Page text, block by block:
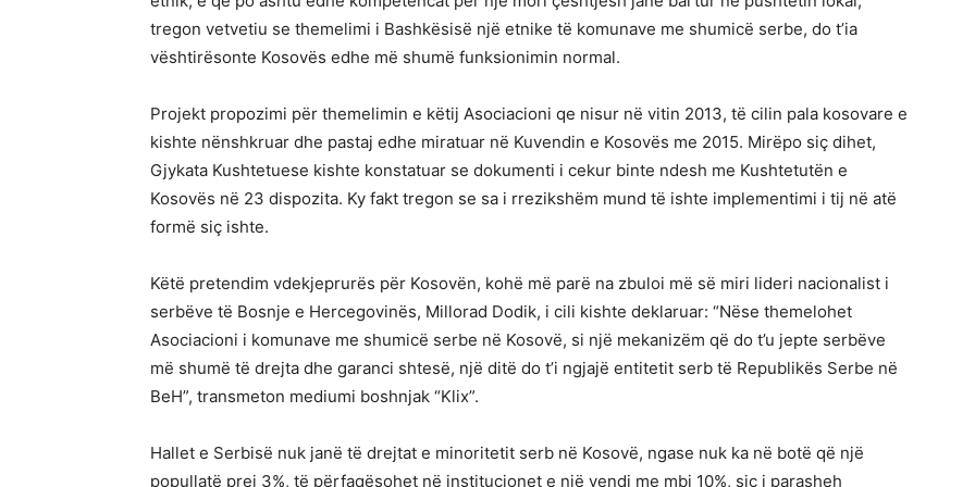
tregon vetvetiu se themelimi i Bashkësisë një etnike të komunave me shumicë serbe, do t’ia
vështirësonte Kosovës edhe më shumë funksionimin normal.
Projekt propozimi për themelimin e këtij Asociacioni qe nisur në vitin 2013, të cilin pala kosovare e
kishte nënshkruar dhe pastaj edhe miratuar në Kuvendin e Kosovës me 2015. Mirëpo siç dihet,
Gjykata Kushtetuese kishte konstatuar se dokumenti i cekur binte ndesh me Kushtetutën e
Kosovës në 23 dispozita. Ky fakt tregon se sa i rrezikshëm mund të ishte implementimi i tij në atë
formë siç ishte.
Këtë pretendim vdekjeprurës për Kosovën, kohë më parë na zbuloi më së miri lideri nacionalist i
serbëve të Bosnje e Hercegovinës, Millorad Dodik, i cili kishte deklaruar: “Nëse themelohet
Asociacioni i komunave me shumicë serbe në Kosovë, si një mekanizëm që do t’u jepte serbëve
më shumë të drejta dhe garanci shtesë, një ditë do t’i ngjajë entitetit serb të Republikës Serbe në
BeH”, transmeton mediumi boshnjak “Klix”.
Hallet e Serbisë nuk janë të drejtat e minoritetit serb në Kosovë, ngase nuk ka në botë që një
popullatë prej 3%, të përfaqësohet në institucionet e një vendi me mbi 10%, siç i parasheh